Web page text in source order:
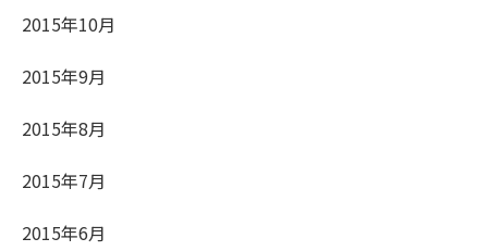
2015年10月
2015年9月
2015年8月
2015年7月
2015年6月